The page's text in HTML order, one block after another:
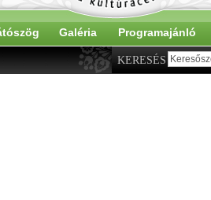
Galéria Programajánló
KERESÉS